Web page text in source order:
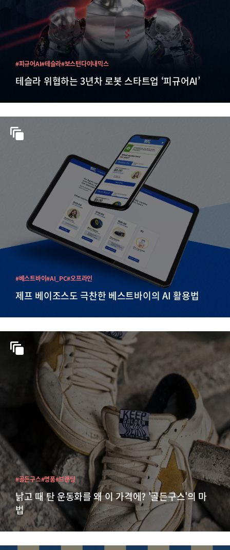
테슬라 위협하는 3년차 로봇 스타트업 ‘피규어AI’
#피규어AI#테슬라#보스턴다이내믹스
제프 베이조스도 극찬한 베스트바이의 AI 활용법
#베스트바이#AI_PC#오프라인
낡고 때 탄 운동화를 왜 이 가격에? '골든구스'의 마
법
#골든구스#명품#브랜딩